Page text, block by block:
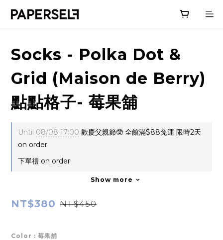
Socks - Polka Dot &
Grid (Maison de Berry)
點點格子- 莓果舖
Until 08/08 17:00 歡慶父親節🥸 全館滿$88免運 限時2天
on order
下單禮 on order
Show more
NT$380 NT$450
Color : 莓果舖